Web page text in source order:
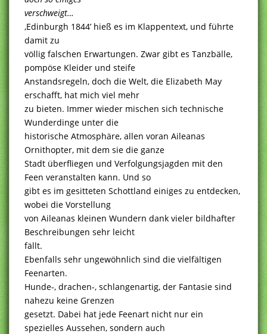
verschweigt…
‚Edinburgh 1844’ hieß es im Klappentext, und führte
damit zu
völlig falschen Erwartungen. Zwar gibt es Tanzbälle,
pompöse Kleider und steife
Anstandsregeln, doch die Welt, die Elizabeth May
erschafft, hat mich viel mehr
zu bieten. Immer wieder mischen sich technische
Wunderdinge unter die
historische Atmosphäre, allen voran Aileanas
Ornithopter, mit dem sie die ganze
Stadt überfliegen und Verfolgungsjagden mit den
Feen veranstalten kann. Und so
gibt es im gesitteten Schottland einiges zu entdecken,
wobei die Vorstellung
von Aileanas kleinen Wundern dank vieler bildhafter
Beschreibungen sehr leicht
fällt.
Ebenfalls sehr ungewöhnlich sind die vielfältigen
Feenarten.
Hunde-, drachen-, schlangenartig, der Fantasie sind
nahezu keine Grenzen
gesetzt. Dabei hat jede Feenart nicht nur ein
spezielles Aussehen, sondern auch